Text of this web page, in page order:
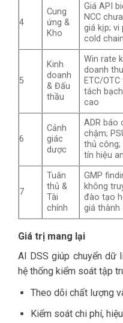
4
Cung
ứng &
Kho
Giá API
NCC
giá kịp; vi
cold chain
5
Kinh
doanh
& Đấu
thầu
Win rate
doanh thu
ETC/OTC
tách
cao
6
Cảnh
giác
dược
ADR báo
chậm;
thủ công;
tín hiệu
7
Tuân
thủ &
Tài
chính
GMP
không
đào tạo
giá thành
Giá trị mang lại
AI DSS giúp chuyển dữ
hệ thống kiểm soát tập
Theo dõi chất lượng
Kiểm soát chi phí,